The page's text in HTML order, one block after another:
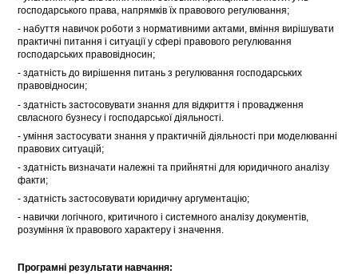
господарського права, напрямків їх правового регулювання;
- набуття навичок роботи з нормативними актами, вміння вирішувати
практичні питання і ситуації у сфері правового регулювання
господарських правовідносин;
- здатність до вирішення питань з регулювання господарських
правовідносин;
- здатність застосовувати знання для відкриття і провадження
свласного бузнесу і господарської діяльності.
- уміння застосувати знання у практичній діяльності при моделюванні
правових ситуацій;
- здатність визначати належні та прийнятні для юридичного аналізу
факти;
- здатність застосовувати юридичну аргументацію;
- навички логічного, критичного і системного аналізу документів,
розуміння їх правового характеру і значення.
Програмні результати навчання: